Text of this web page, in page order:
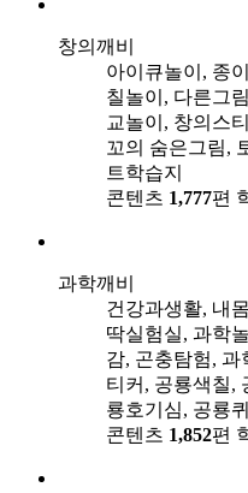
창의깨비
아이큐놀이, 종
칠놀이, 다른그
교놀이, 창의스
꼬의 숨은그림,
트학습지
콘텐츠 1,777편
과학깨비
건강과생활, 내
딱실험실, 과학
감, 곤충탐험, 과
티커, 공룡색칠,
룡호기심, 공룡
콘텐츠 1,852편